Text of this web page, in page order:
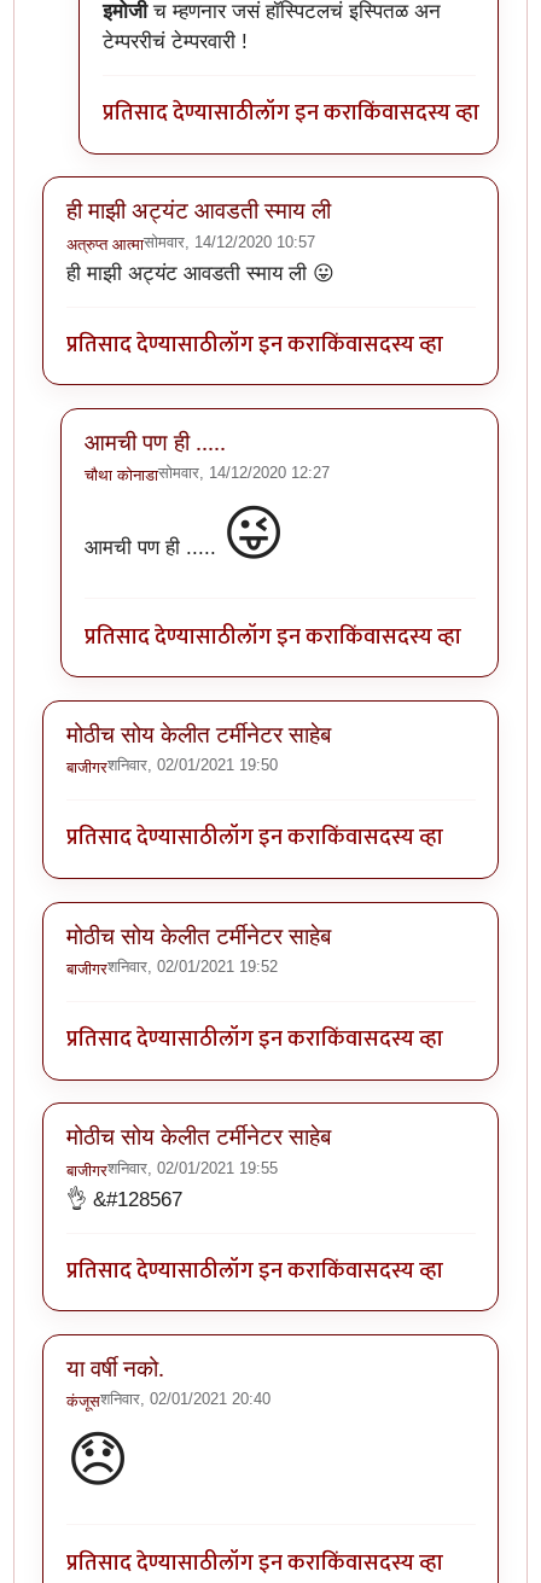
इमोजीच म्हणनार जसं हॉस्पिटलचं इस्पितळ अन
टेम्पररीचं टेम्परवारी !
प्रतिसाद देण्यासाठीलॉग इन कराकिंवासदस्य व्हा
ही माझी अट्यंट आवडती स्माय ली
अत्रुप्त आत्मासोमवार, 14/12/2020 10:57
ही माझी अट्यंट आवडती स्माय ली 😛
प्रतिसाद देण्यासाठीलॉग इन कराकिंवासदस्य व्हा
आमची पण ही .....
चौथा कोनाडासोमवार, 14/12/2020 12:27
ही माझी अट्यंट आवडती स्माय ली
आमची पण ही ..... 😜
प्रतिसाद देण्यासाठीलॉग इन कराकिंवासदस्य व्हा
मोठीच सोय केलीत टर्मीनेटर साहेब
बाजीगरशनिवार, 02/01/2021 19:50
प्रतिसाद देण्यासाठीलॉग इन कराकिंवासदस्य व्हा
मोठीच सोय केलीत टर्मीनेटर साहेब
बाजीगरशनिवार, 02/01/2021 19:52
प्रतिसाद देण्यासाठीलॉग इन कराकिंवासदस्य व्हा
मोठीच सोय केलीत टर्मीनेटर साहेब
बाजीगरशनिवार, 02/01/2021 19:55
👌 &#128567
प्रतिसाद देण्यासाठीलॉग इन कराकिंवासदस्य व्हा
या वर्षी नको.
कंजूसशनिवार, 02/01/2021 20:40
😞
प्रतिसाद देण्यासाठीलॉग इन कराकिंवासदस्य व्हा